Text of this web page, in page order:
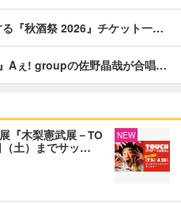
『秋酒祭 2026』チケット一…
Aぇ! groupの佐野晶哉が合唱…
『木梨憲武展－TO
土）までサッ…
NEW